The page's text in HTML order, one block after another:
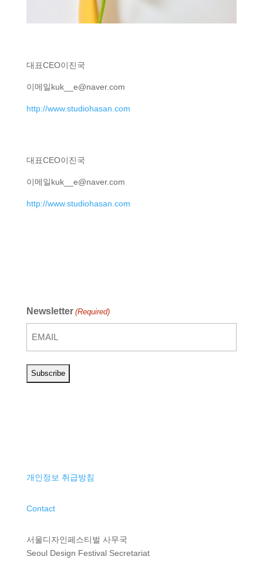
대표CEO이진국
이메일kuk__e@naver.com
http://www.studiohasan.com
대표CEO이진국
이메일kuk__e@naver.com
http://www.studiohasan.com
Newsletter (Required)
개인정보 취급방침
Contact
서울디자인페스티벌 사무국
Seoul Design Festival Secretariat